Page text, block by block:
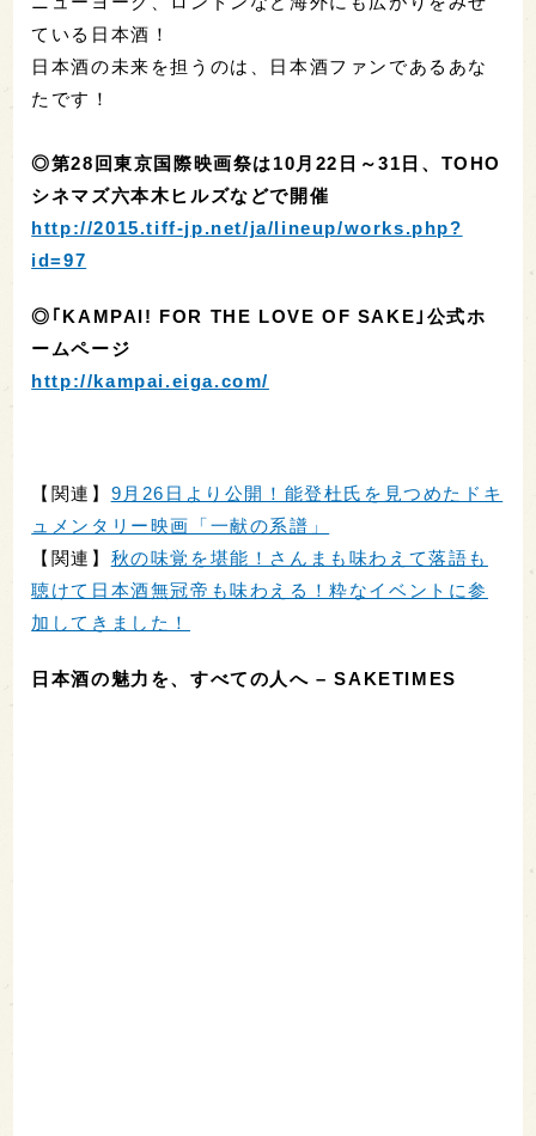
ている日本酒！
日本酒の未来を担うのは、日本酒ファンであるあな
たです！
◎第28回東京国際映画祭は10月22日～31日、TOHO
シネマズ六本木ヒルズなどで開催
http://2015.tiff-jp.net/ja/lineup/works.php?
id=97
◎｢KAMPAI! FOR THE LOVE OF SAKE｣公式ホ
ームページ
http://kampai.eiga.com/
【関連】 9月26日より公開！能登杜氏を見つめたドキ
ュメンタリー映画「一献の系譜」
【関連】 秋の味覚を堪能！さんまも味わえて落語も
聴けて日本酒無冠帝も味わえる！粋なイベントに参
加してきました！
日本酒の魅力を、すべての人へ – SAKETIMES